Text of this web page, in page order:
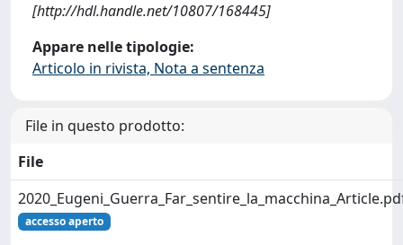
[http://hdl.handle.net/10807/168445]
Appare nelle tipologie:
Articolo in rivista, Nota a sentenza
File in questo prodotto:
File
accesso aperto